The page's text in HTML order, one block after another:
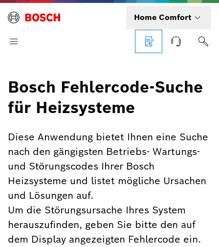
Home Comfort
Bosch Fehlercode-Suche
für Heizsysteme
Diese Anwendung bietet Ihnen eine Suche
nach den gängigsten Betriebs- Wartungs-
und Störungscodes Ihrer Bosch
Heizsysteme und listet mögliche Ursachen
und Lösungen auf.
Um die Störungsursache Ihres System
herauszufinden, geben Sie bitte den auf
dem Display angezeigten Fehlercode ein.